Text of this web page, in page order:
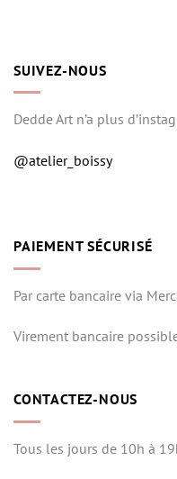
SUIVEZ-NOUS
Dedde Art n’a plus
@atelier_boissy
PAIEMENT SÉCURISÉ
Par carte bancaire via
Virement bancaire
CONTACTEZ-NOUS
Tous les jours de 10h à